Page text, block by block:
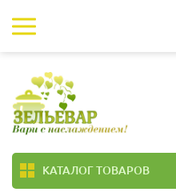
КАТАЛОГ ТОВАРОВ